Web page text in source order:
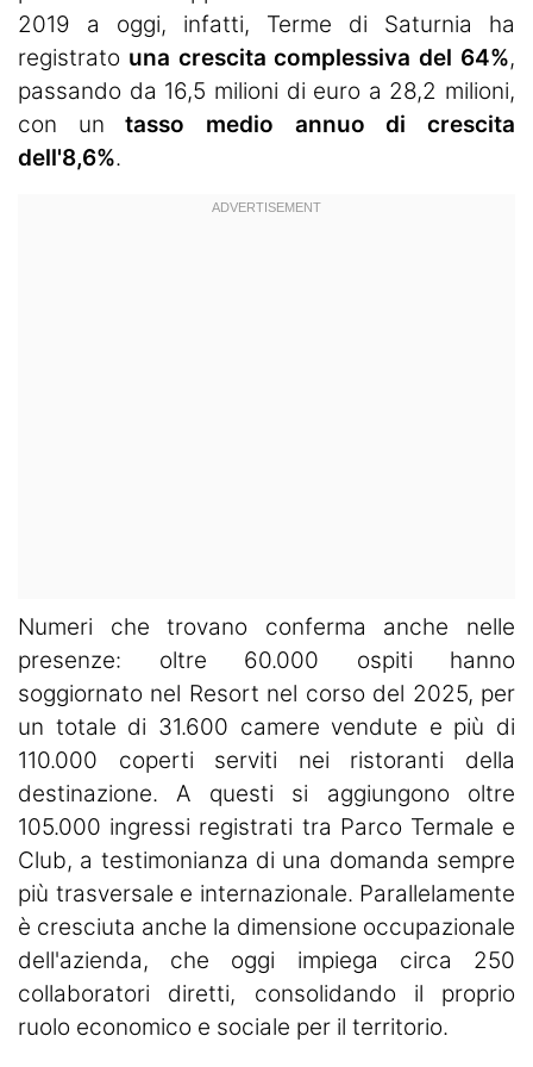
2019 a oggi, infatti, Terme di Saturnia ha
registrato una crescita complessiva del 64%,
passando da 16,5 milioni di euro a 28,2 milioni,
con untasso medio annuo di crescita
dell'8,6%.
Numeri che trovano conferma anche nelle
presenze: oltre 60.000 ospiti hanno
soggiornato nel Resort nel corso del 2025, per
un totale di 31.600 camere vendute e più di
110.000 coperti serviti nei ristoranti della
destinazione. A questi si aggiungono oltre
105.000 ingressi registrati tra Parco Termale e
Club, a testimonianza di una domanda sempre
più trasversale e internazionale. Parallelamente
è cresciuta anche la dimensione occupazionale
dell'azienda, che oggi impiega circa 250
collaboratori diretti, consolidando il proprio
ruolo economico e sociale per il territorio.